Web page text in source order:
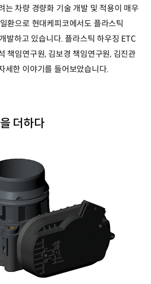
는 차량 경량화 기술 개발 및 적용이 매우
환으로 현대케피코에서도 플라스틱
발하고 있습니다. 플라스틱 하우징 ETC
책임연구원, 김보경 책임연구원, 김진관
세한 이야기를 들어보았습니다.
더하다